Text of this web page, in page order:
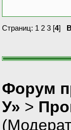
Страниц: 1 2 3 [4]
Форум
У» >